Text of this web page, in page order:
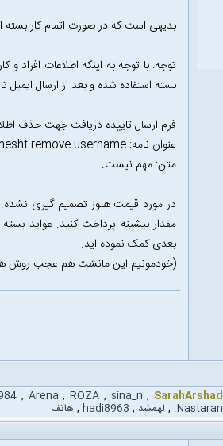
بدیهی است که در صورت اتمام کار بسته
توجه‌: با توجه به اینکه اطلاعات
بسته استفاده شده و بعد از ارسال
فرم ارسال تاییده دریافت جهت حذف
عنوان نامه‌: manesht.remove.username
متن: مهم نیست.
در مورد قیمت هنوز تصمیم گیری نشده.
مقدار بیشینه پرداخت کنید. عواید
بعدی کمک نموده اید.
(خودمونیم این مانشت هم عجب روش
SarahArshad
,
sina_n
,
ROZA
,
Arena
,
Nastaran.
, لهمشد ,
hadi8963
, هاتف